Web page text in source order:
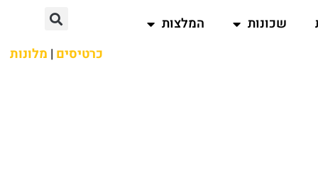
שכונות
המלצות
כרטיסים | מלונות